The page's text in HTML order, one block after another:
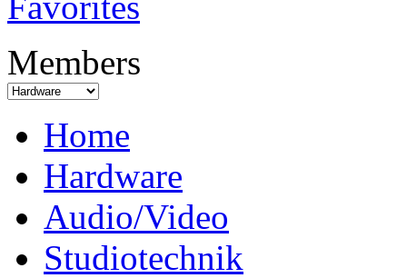
Members
Home
Hardware
Audio/Video
Studiotechnik